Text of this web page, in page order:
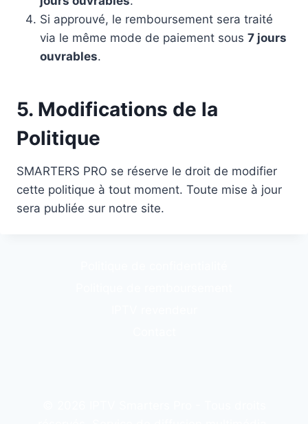
Si approuvé, le remboursement sera traité
via le même mode de paiement sous 7 jours
ouvrables.
5. Modifications de la
Politique
SMARTERS PRO se réserve le droit de modifier
cette politique à tout moment. Toute mise à jour
sera publiée sur notre site.